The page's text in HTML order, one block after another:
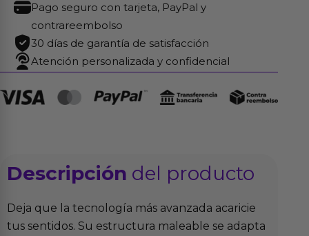
Pago seguro con tarjeta, PayPal y
contrareembolso
30 días de garantía de satisfacción
Atención personalizada y confidencial
Descripción del producto
Deja que la tecnología más avanzada acaricie
tus sentidos. Su estructura maleable se adapta